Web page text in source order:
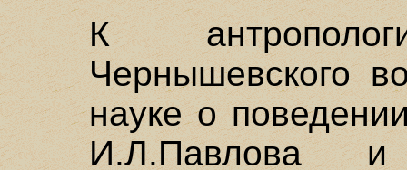
К
Чернышевского
науке о
И.Л.Павлова